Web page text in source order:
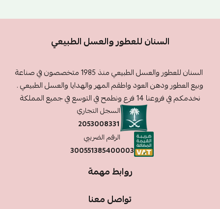
السنان للعطور والعسل الطبيعي
السنان للعطور والعسل الطبيعي منذ 1985 متخصصون في صناعة
وبيع العطور ودهن العود واطقم المهر والهدايا والعسل الطبيعي .
نخدمكم في فروعنا 14 فرع ونطمح في التوسع في جميع المملكة
السجل التجاري
2053008331
الرقم الضريبي
300551385400003
روابط مهمة
تواصل معنا